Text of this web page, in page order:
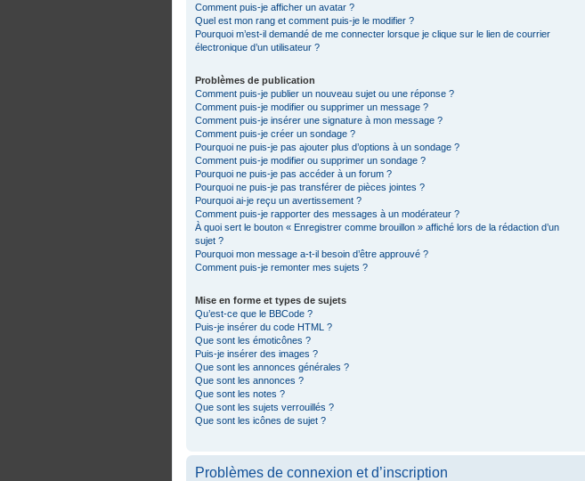
Comment puis-je afficher un avatar ?
Quel est mon rang et comment puis-je le modifier ?
Pourquoi m’est-il demandé de me connecter lorsque je clique sur le lien de courrier
électronique d’un utilisateur ?
Problèmes de publication
Comment puis-je publier un nouveau sujet ou une réponse ?
Comment puis-je modifier ou supprimer un message ?
Comment puis-je insérer une signature à mon message ?
Comment puis-je créer un sondage ?
Pourquoi ne puis-je pas ajouter plus d’options à un sondage ?
Comment puis-je modifier ou supprimer un sondage ?
Pourquoi ne puis-je pas accéder à un forum ?
Pourquoi ne puis-je pas transférer de pièces jointes ?
Pourquoi ai-je reçu un avertissement ?
Comment puis-je rapporter des messages à un modérateur ?
À quoi sert le bouton « Enregistrer comme brouillon » affiché lors de la rédaction d’un
sujet ?
Pourquoi mon message a-t-il besoin d’être approuvé ?
Comment puis-je remonter mes sujets ?
Mise en forme et types de sujets
Qu’est-ce que le BBCode ?
Puis-je insérer du code HTML ?
Que sont les émoticônes ?
Puis-je insérer des images ?
Que sont les annonces générales ?
Que sont les annonces ?
Que sont les notes ?
Que sont les sujets verrouillés ?
Que sont les icônes de sujet ?
Problèmes de connexion et d’inscription